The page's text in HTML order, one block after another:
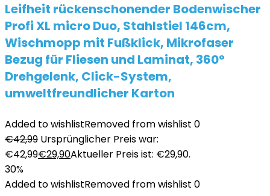
Leifheit rückenschonender Bodenwischer
Profi XL micro Duo, Stahlstiel 146cm,
Wischmopp mit Fußklick, Mikrofaser
Bezug für Fliesen und Laminat, 360°
Drehgelenk, Click-System,
umweltfreundlicher Karton
Added to wishlistRemoved from wishlist 0
€42,99 Ursprünglicher Preis war:
€42,99€29,90Aktueller Preis ist: €29,90.
30%
Added to wishlistRemoved from wishlist 0